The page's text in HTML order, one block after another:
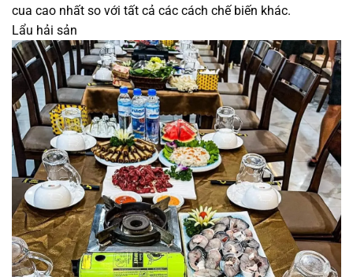
cua cao nhất so với tất cả các cách chế biến khác.
Lẩu hải sản